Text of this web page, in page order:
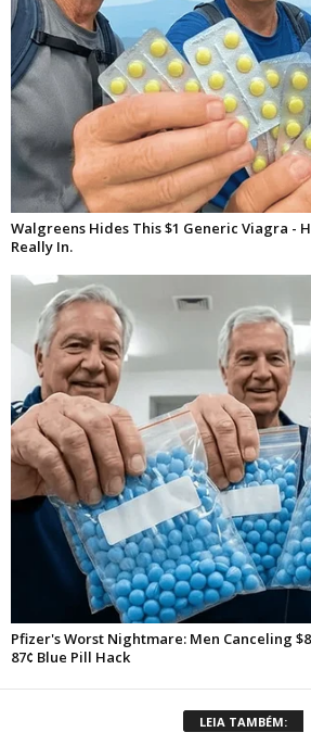
LEIA TAMBÉM: